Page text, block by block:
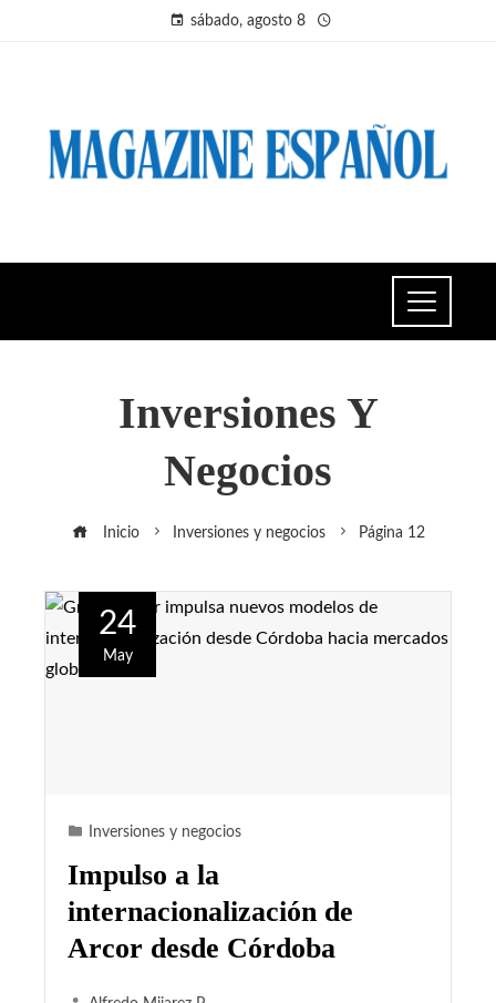
sábado, agosto 8
Inversiones Y
Negocios
Inicio Inversiones y negocios Página 12
24
May
Inversiones y negocios
Impulso a la
internacionalización de
Arcor desde Córdoba